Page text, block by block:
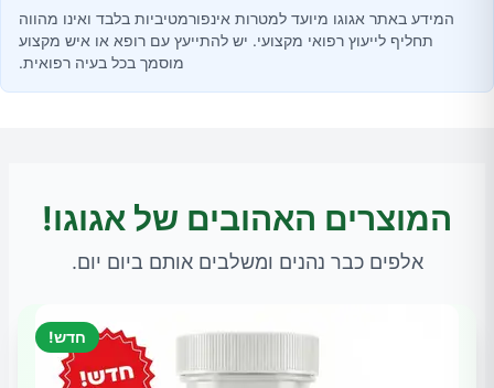
המידע באתר אגוגו מיועד למטרות אינפורמטיביות בלבד ואינו מהווה
תחליף לייעוץ רפואי מקצועי. יש להתייעץ עם רופא או איש מקצוע
מוסמך בכל בעיה רפואית.
המוצרים האהובים של אגוגו!
אלפים כבר נהנים ומשלבים אותם ביום יום.
חדש!